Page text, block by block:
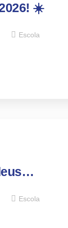
☀️
Escola
Escola